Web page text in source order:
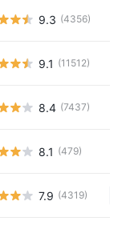
9.3 (4356)
9.1 (11512)
8.4 (7437)
8.1 (479)
7.9 (4319)